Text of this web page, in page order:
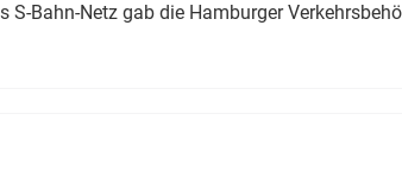
Bahn-Netz gab die Hamburger